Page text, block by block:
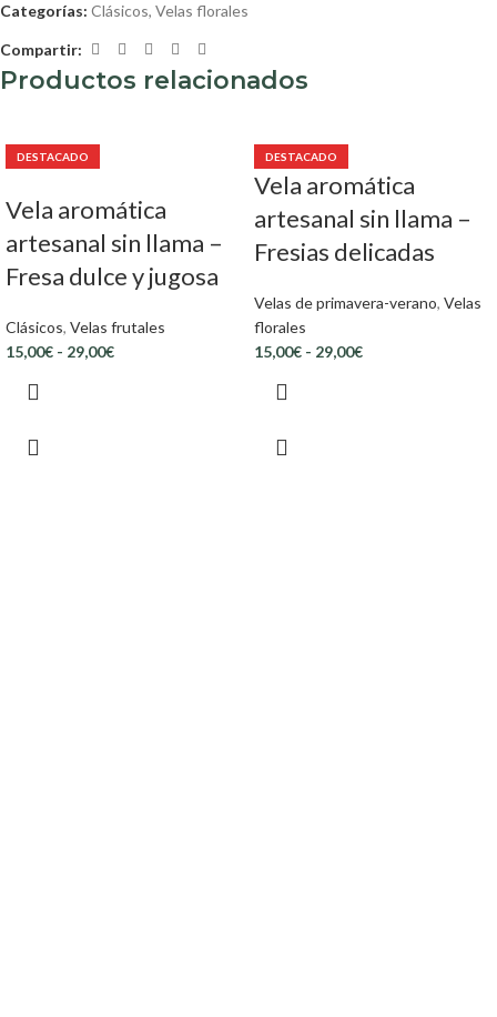
Categorías: Clásicos, Velas florales
Compartir:
Productos relacionados
DESTACADO
Vela aromática
artesanal sin llama –
Fresa dulce y jugosa
Clásicos, Velas frutales
15,00€ - 29,00€
DESTACADO
Vela aromática
artesanal sin llama –
Fresias delicadas
Velas de primavera-verano, Velas
florales
15,00€ - 29,00€